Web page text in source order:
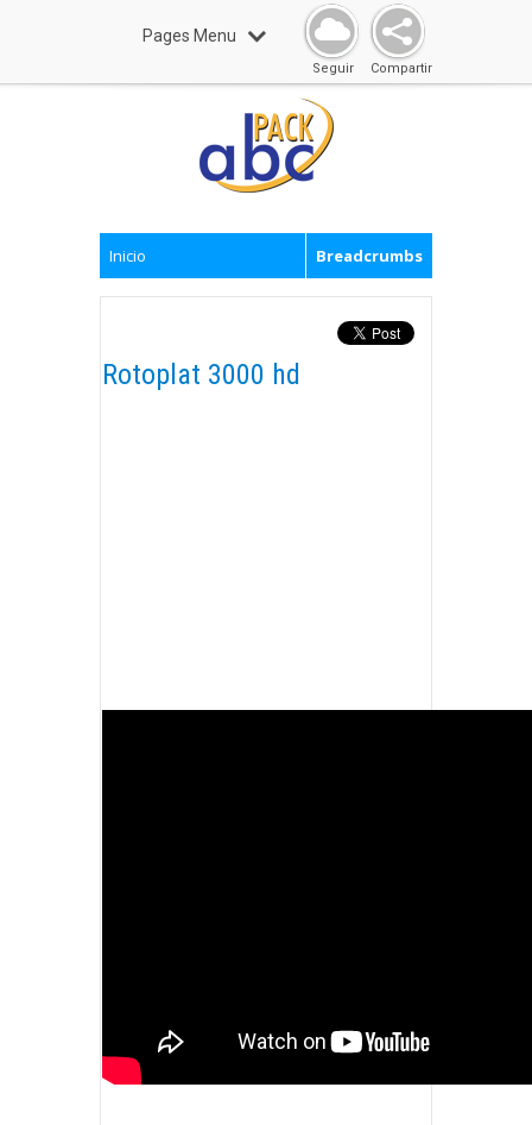
Pages Menu
Compartir
Seguir
Inicio Breadcrumbs
Rotoplat 3000 hd